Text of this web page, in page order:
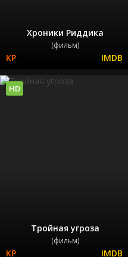
Хроники Риддика
(фильм)
Тройная угроза
(фильм)
HD